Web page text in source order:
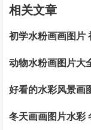
相关文章
初学水粉画画图片
动物水粉画图片大
好看的水彩风景画
冬天画画图片水彩